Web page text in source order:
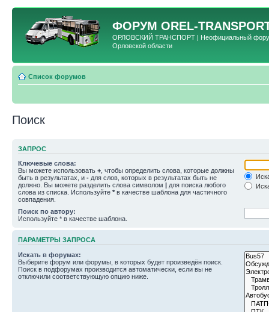
ФОРУМ OREL-
ОРЛОВСКИЙ ТРАНСПОРТ | Неофициальный форум
Орловской области
Список форумов
Поиск
ЗАПРОС
Ключевые слова:
Вы можете использовать + , чтобы определить слова, которые должны
быть в результатах, и - для слов, которых в результатах быть не
должно. Вы можете разделить слова символом | для поиска любого
слова из списка. Используйте * в качестве шаблона для частичного
совпадения.
Поиск по автору:
Используйте * в качестве шаблона.
ПАРАМЕТРЫ ЗАПРОСА
Искать в форумах:
Выберите форум или форумы, в которых будет произведён поиск.
Поиск в подфорумах производится автоматически, если вы не
отключили соответствующую опцию ниже.